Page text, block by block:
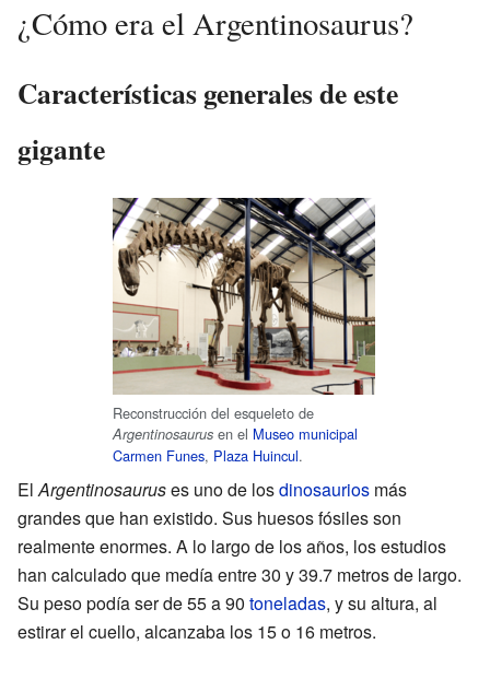
¿Cómo era el Argentinosaurus?
Características generales de este
gigante
Reconstrucción del esqueleto de
Argentinosaurus en el Museo municipal
Carmen Funes, Plaza Huincul.
ElArgentinosauruses uno de losdinosaurios más
grandes que han existido. Sus huesos fósiles son
realmente enormes. A lo largo de los años, los estudios
han calculado que medía entre 30 y 39.7 metros de largo.
Su peso podía ser de 55 a 90 toneladas, y su altura, al
estirar el cuello, alcanzaba los 15 o 16 metros.